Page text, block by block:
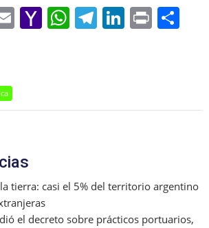
E Y
o
W
A
T
a
Li
dI
Pr
tierra: casi el 5% del territorio argentino
el decreto sobre prácticos portuarios,